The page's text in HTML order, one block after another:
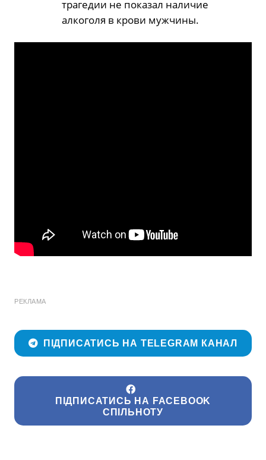
трагедии не показал наличие
алкоголя в крови мужчины.
РЕКЛАМА
ПІДПИСАТИСЬ НА TELEGRAM КАНАЛ
ПІДПИСАТИСЬ НА FACEBOOK
СПІЛЬНОТУ